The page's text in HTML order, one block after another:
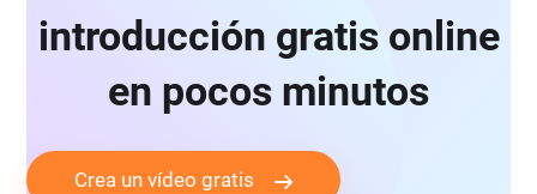
vídeo de intro de anime
introducción gratis online
en pocos minutos
Crea un vídeo gratis